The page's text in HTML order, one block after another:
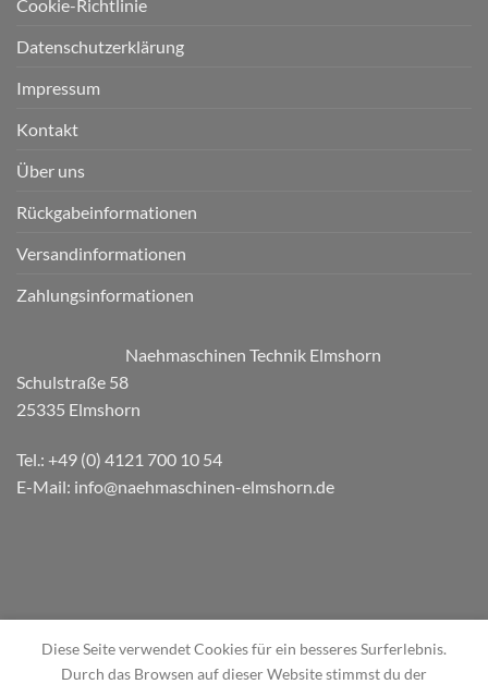
Cookie-Richtlinie
Datenschutzerklärung
Impressum
Kontakt
Über uns
Rückgabeinformationen
Versandinformationen
Zahlungsinformationen
Naehmaschinen Technik Elmshorn
Schulstraße 58
25335 Elmshorn
Tel.: +49 (0) 4121 700 10 54
E-Mail: info@naehmaschinen-elmshorn.de
Diese Seite verwendet Cookies für ein besseres Surferlebnis.
Durch das Browsen auf dieser Website stimmst du der